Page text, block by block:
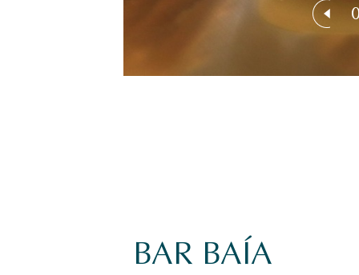
BAR BAÍA